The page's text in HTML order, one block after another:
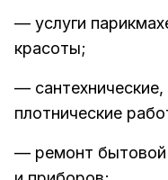
— услуги
красоты;
—
плотнические
— ремонт бытовой